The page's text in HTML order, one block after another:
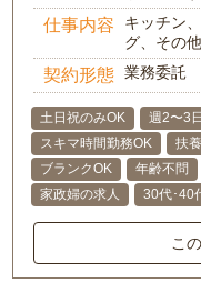
仕事内容
キッチン
グ、その
契約形態 業務委託
土日祝のみOK 週2〜3
スキマ時間勤務OK
扶
ブランクOK
年齢不問
家政婦の求人
30代･40
こ